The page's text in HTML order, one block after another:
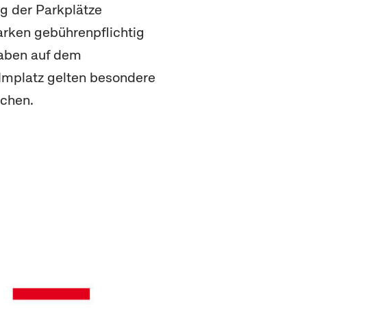
der Parkplätze
gebührenpflichtig
auf dem
gelten besondere